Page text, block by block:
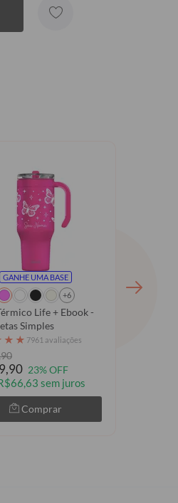
GANHE UMA BASE
+6
Life + Ebook -
Simples
★ ★ 7961 avaliações
23% OFF
sem juros
Comprar